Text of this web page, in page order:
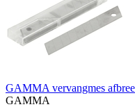
GAMMA vervangmes
GAMMA